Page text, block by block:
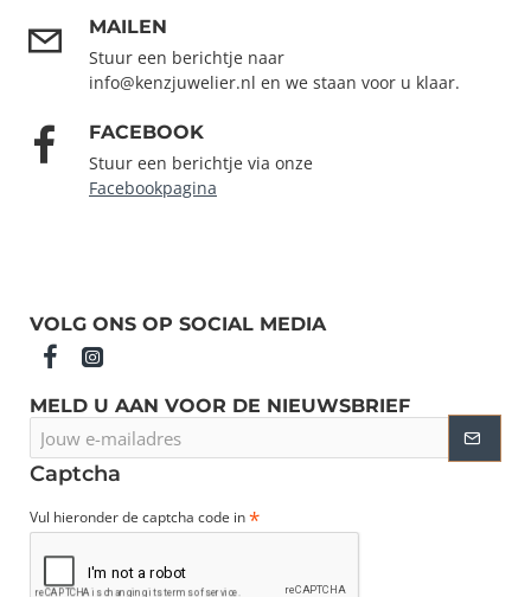
MAILEN
Stuur een berichtje naar
info@kenzjuwelier.nl en we staan voor u klaar.
FACEBOOK
Stuur een berichtje via onze
Facebookpagina
VOLG ONS OP SOCIAL MEDIA
MELD U AAN VOOR DE NIEUWSBRIEF
e-
mailadres
Captcha
Vul hieronder de captcha code in